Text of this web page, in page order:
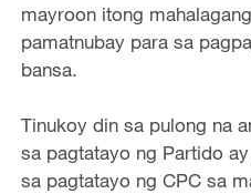
mayroon itong
pamatnubay para sa
bansa.
Tinukoy din sa pulong na
sa pagtatayo ng Partido
sa pagtatayo ng CPC sa